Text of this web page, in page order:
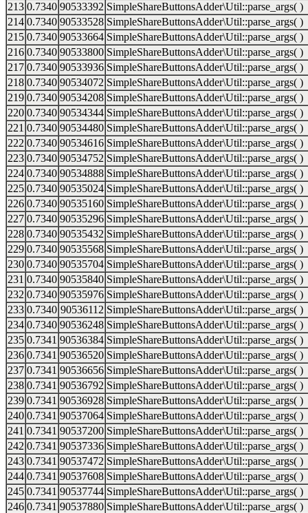
213 0.7340 90533392 SimpleShareButtonsAdder\Util::parse_args( )
214 0.7340 90533528 SimpleShareButtonsAdder\Util::parse_args( )
215 0.7340 90533664 SimpleShareButtonsAdder\Util::parse_args( )
216 0.7340 90533800 SimpleShareButtonsAdder\Util::parse_args( )
217 0.7340 90533936 SimpleShareButtonsAdder\Util::parse_args( )
218 0.7340 90534072 SimpleShareButtonsAdder\Util::parse_args( )
219 0.7340 90534208 SimpleShareButtonsAdder\Util::parse_args( )
220 0.7340 90534344 SimpleShareButtonsAdder\Util::parse_args( )
221 0.7340 90534480 SimpleShareButtonsAdder\Util::parse_args( )
222 0.7340 90534616 SimpleShareButtonsAdder\Util::parse_args( )
223 0.7340 90534752 SimpleShareButtonsAdder\Util::parse_args( )
224 0.7340 90534888 SimpleShareButtonsAdder\Util::parse_args( )
225 0.7340 90535024 SimpleShareButtonsAdder\Util::parse_args( )
226 0.7340 90535160 SimpleShareButtonsAdder\Util::parse_args( )
227 0.7340 90535296 SimpleShareButtonsAdder\Util::parse_args( )
228 0.7340 90535432 SimpleShareButtonsAdder\Util::parse_args( )
229 0.7340 90535568 SimpleShareButtonsAdder\Util::parse_args( )
230 0.7340 90535704 SimpleShareButtonsAdder\Util::parse_args( )
231 0.7340 90535840 SimpleShareButtonsAdder\Util::parse_args( )
232 0.7340 90535976 SimpleShareButtonsAdder\Util::parse_args( )
233 0.7340 90536112 SimpleShareButtonsAdder\Util::parse_args( )
234 0.7340 90536248 SimpleShareButtonsAdder\Util::parse_args( )
235 0.7341 90536384 SimpleShareButtonsAdder\Util::parse_args( )
236 0.7341 90536520 SimpleShareButtonsAdder\Util::parse_args( )
237 0.7341 90536656 SimpleShareButtonsAdder\Util::parse_args( )
238 0.7341 90536792 SimpleShareButtonsAdder\Util::parse_args( )
239 0.7341 90536928 SimpleShareButtonsAdder\Util::parse_args( )
240 0.7341 90537064 SimpleShareButtonsAdder\Util::parse_args( )
241 0.7341 90537200 SimpleShareButtonsAdder\Util::parse_args( )
242 0.7341 90537336 SimpleShareButtonsAdder\Util::parse_args( )
243 0.7341 90537472 SimpleShareButtonsAdder\Util::parse_args( )
244 0.7341 90537608 SimpleShareButtonsAdder\Util::parse_args( )
245 0.7341 90537744 SimpleShareButtonsAdder\Util::parse_args( )
246 0.7341 90537880 SimpleShareButtonsAdder\Util::parse_args( )